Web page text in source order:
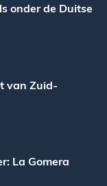
onder de Duitse
van Zuid-
La Gomera